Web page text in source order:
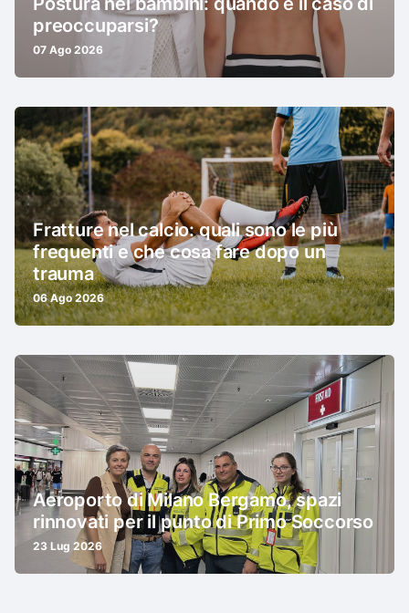
preoccuparsi?
07 Ago 2026
Fratture nel calcio: quali sono le più
frequenti e che cosa fare dopo un
trauma
06 Ago 2026
Aeroporto di Milano Bergamo, spazi
rinnovati per il punto di Primo Soccorso
23 Lug 2026